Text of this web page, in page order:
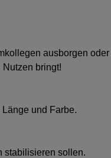
ausborgen
bringt!
und Farbe.
stabilisieren sollen.